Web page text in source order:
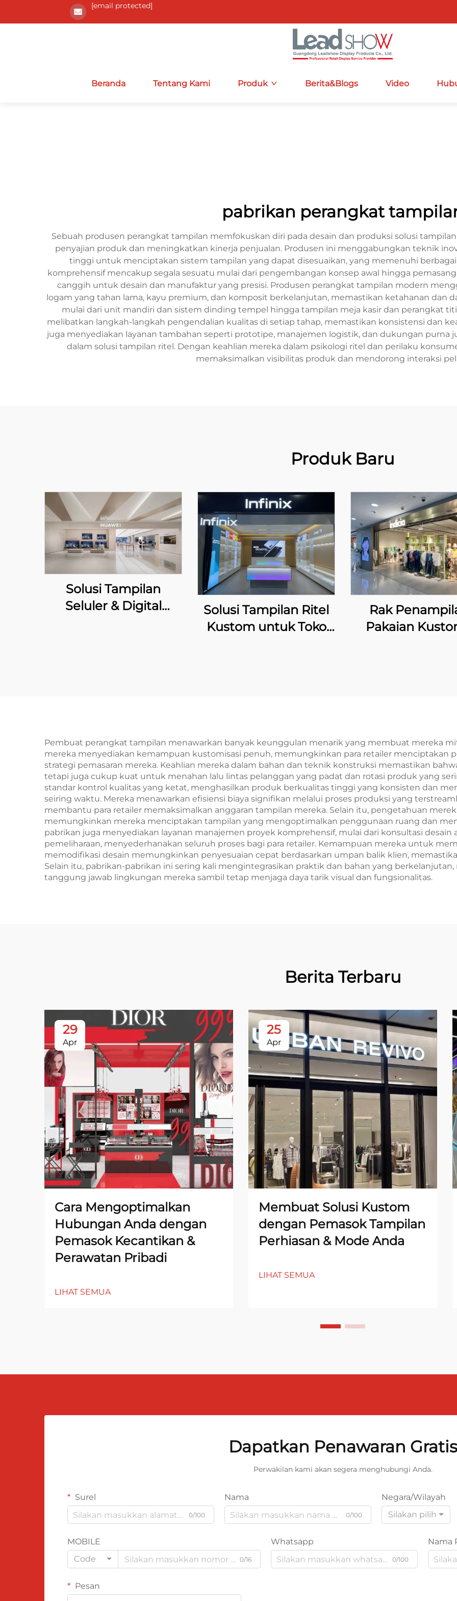
[email protected]
Beranda Tentang Kami Produk Berita&Blogs Video
pabrikan perangkat
Sebuah produsen perangkat tampilan memfokuskan diri pada desain dan produksi solusi
penyajian produk dan meningkatkan kinerja penjualan. Produsen ini menggabungkan teknik
tinggi untuk menciptakan sistem tampilan yang dapat disesuaikan, yang memenuhi
komprehensif mencakup segala sesuatu mulai dari pengembangan konsep awal hingga
canggih untuk desain dan manufaktur yang presisi. Produsen perangkat tampilan modern
logam yang tahan lama, kayu premium, dan komposit berkelanjutan, memastikan ketahanan dan
mulai dari unit mandiri dan sistem dinding tempel hingga tampilan meja kasir dan perangkat
melibatkan langkah-langkah pengendalian kualitas di setiap tahap, memastikan konsistensi dan
juga menyediakan layanan tambahan seperti prototipe, manajemen logistik, dan dukungan purna
dalam solusi tampilan ritel. Dengan keahlian mereka dalam psikologi ritel dan perilaku
memaksimalkan visibilitas produk dan mendorong interaksi
Produk Baru
Solusi Tampilan
Seluler & Digital
Solusi Tampilan Ritel
Kustom untuk Toko
Rak
Pakaian
Pembuat perangkat tampilan menawarkan banyak keunggulan menarik yang membuat mereka
mereka menyediakan kemampuan kustomisasi penuh, memungkinkan para retailer menciptakan
strategi pemasaran mereka. Keahlian mereka dalam bahan dan teknik konstruksi memastikan
tetapi juga cukup kuat untuk menahan lalu lintas pelanggan yang padat dan rotasi produk yang
standar kontrol kualitas yang ketat, menghasilkan produk berkualitas tinggi yang konsisten dan
seiring waktu. Mereka menawarkan efisiensi biaya signifikan melalui proses produksi yang
membantu para retailer memaksimalkan anggaran tampilan mereka. Selain itu, pengetahuan
memungkinkan mereka menciptakan tampilan yang mengoptimalkan penggunaan ruang dan
pabrikan juga menyediakan layanan manajemen proyek komprehensif, mulai dari konsultasi desain
pemeliharaan, menyederhanakan seluruh proses bagi para retailer. Kemampuan mereka untuk
memodifikasi desain memungkinkan penyesuaian cepat berdasarkan umpan balik klien,
Selain itu, pabrikan-pabrikan ini sering kali mengintegrasikan praktik dan bahan yang
tanggung jawab lingkungan mereka sambil tetap menjaga daya tarik visual dan fungsionalitas.
Berita Terbaru
29
Apr
Cara Mengoptimalkan
Hubungan Anda dengan
Pemasok Kecantikan &
Perawatan Pribadi
LIHAT SEMUA
25
Apr
Membuat Solusi Kustom
dengan Pemasok Tampilan
Perhiasan & Mode Anda
LIHAT SEMUA
Dapatkan Penawaran Gratis
Perwakilan kami akan segera menghubungi Anda.
Surel
0/100
Nama
0/100
Negara/Wilayah
Silakan pilih
MOBILE
Code
0/16
Whatsapp
0/100
Nama
Pesan